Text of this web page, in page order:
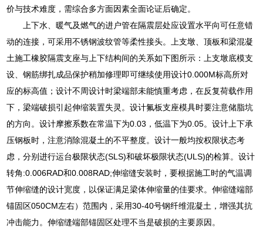
价与技术难度，需综合多方面因素全面论证后确定。
上下水、暖气及燃气的进户管在隔震层处应设置水平向可任意错
动的连接，可采用不锈钢波纹管等柔性接头。上支墩、顶板和梁混凝
土施工橡胶隔震支座与上下结构间的关系如下图所示：上支墩底模支
设、钢筋绑扎成品保护稍加修理即可继续使用设计0.000M标高所对
应的标高值；设计不周设计时梁端部未能慎重考虑，在反复荷载作用
下，梁端破损引起伸缩装置失灵。设计氟板支座模具时要注意储脂坑
的方向。设计摩擦系数在常温下为0.03，低温下为0.05。设计上下承
压钢板时，注意消除混凝土的不平整度。设计一般均按权限状态考
虑，分别进行运台极限状态(SLS)和破坏极限状态(ULS)的检算。设计
转角:0.006RAD和0.008RAD;伸缩缝安装时，要根据施工时的气温调
节伸缩缝的设计宽度，以保证满足梁体伸缩量的佳要求。伸缩缝端部
锚固区050CM左右）范围内，采用30-40号钢纤维混凝土，增强其抗
冲击能力。伸缩缝端部锚固区处理不当是破损的主要原因。